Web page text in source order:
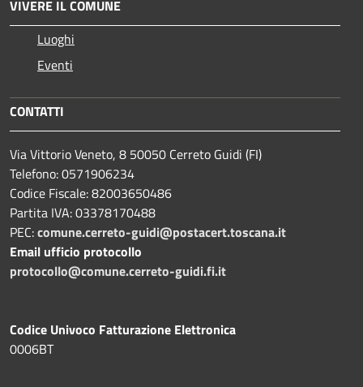
VIVERE IL COMUNE
Luoghi
Eventi
CONTATTI
Via Vittorio Veneto, 8 50050 Cerreto Guidi (FI)
Telefono: 0571906234
Codice Fiscale: 82003650486
Partita IVA: 03378170488
PEC:comune.cerreto-guidi@postacert.toscana.it
Email ufficio protocollo
protocollo@comune.cerreto-guidi.fi.it
Codice Univoco Fatturazione Elettronica
0006BT